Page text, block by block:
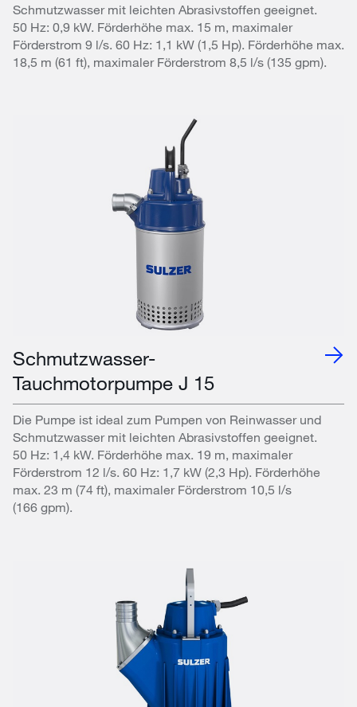
Schmutzwasser mit leichten Abrasivstoffen geeignet.
50 Hz: 0,9 kW. Förderhöhe max. 15 m, maximaler
Förderstrom 9 l/s. 60 Hz: 1,1 kW (1,5 Hp). Förderhöhe max.
18,5 m (61 ft), maximaler Förderstrom 8,5 l/s (135 gpm).
Schmutzwasser-
Tauchmotorpumpe J 15
Die Pumpe ist ideal zum Pumpen von Reinwasser und
Schmutzwasser mit leichten Abrasivstoffen geeignet.
50 Hz: 1,4 kW. Förderhöhe max. 19 m, maximaler
Förderstrom 12 l/s. 60 Hz: 1,7 kW (2,3 Hp). Förderhöhe
max. 23 m (74 ft), maximaler Förderstrom 10,5 l/s
(166 gpm).